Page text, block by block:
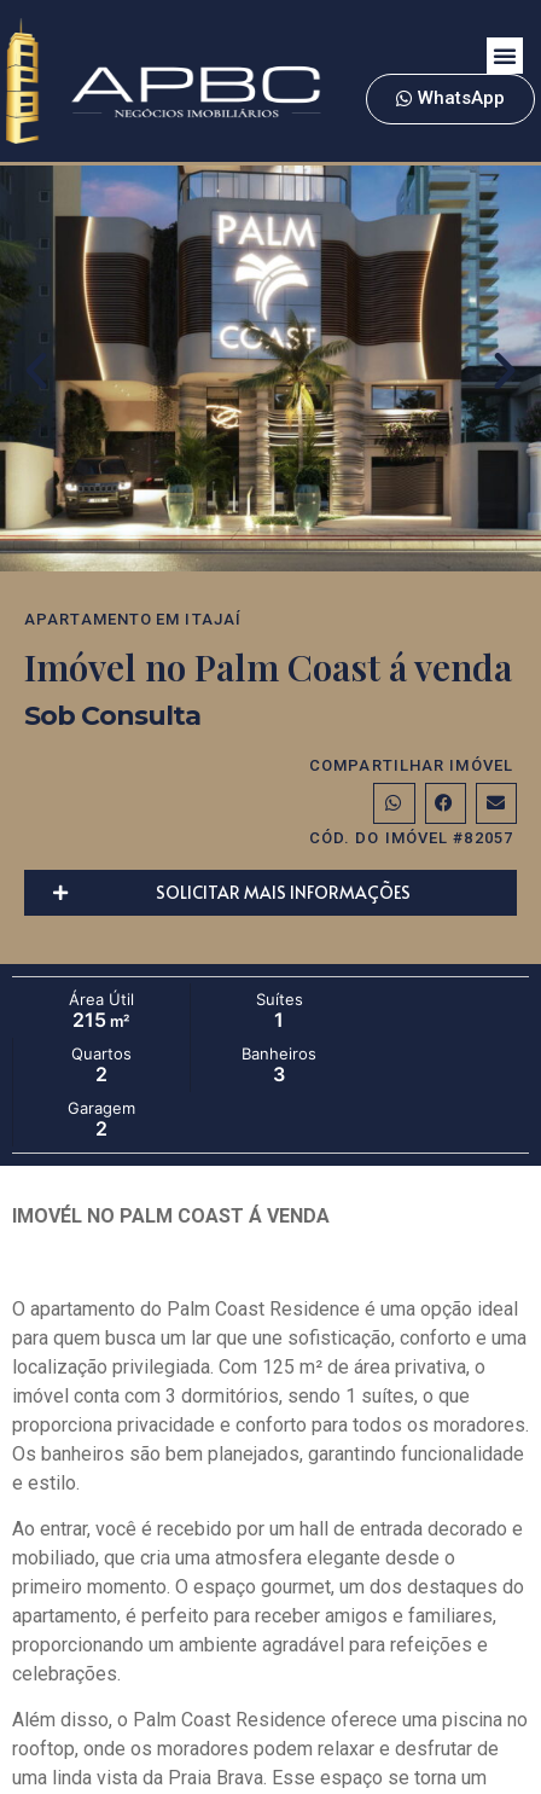
WhatsApp
APARTAMENTO EM ITAJAÍ
Imóvel no Palm Coast á venda
Sob Consulta
COMPARTILHAR IMÓVEL
CÓD. DO IMÓVEL #82057
SOLICITAR MAIS INFORMAÇÕES
Área Útil
215 m²
Suítes
1
Quartos
2
Banheiros
3
Garagem
2
IMOVÉL NO PALM COAST Á VENDA
O apartamento do Palm Coast Residence é uma opção ideal
para quem busca um lar que une sofisticação, conforto e uma
localização privilegiada. Com 125 m² de área privativa, o
imóvel conta com 3 dormitórios, sendo 1 suítes, o que
proporciona privacidade e conforto para todos os moradores.
Os banheiros são bem planejados, garantindo funcionalidade
e estilo.
Ao entrar, você é recebido por um hall de entrada decorado e
mobiliado, que cria uma atmosfera elegante desde o
primeiro momento. O espaço gourmet, um dos destaques do
apartamento, é perfeito para receber amigos e familiares,
proporcionando um ambiente agradável para refeições e
celebrações.
Além disso, o Palm Coast Residence oferece uma piscina no
rooftop, onde os moradores podem relaxar e desfrutar de
uma linda vista da Praia Brava. Esse espaço se torna um